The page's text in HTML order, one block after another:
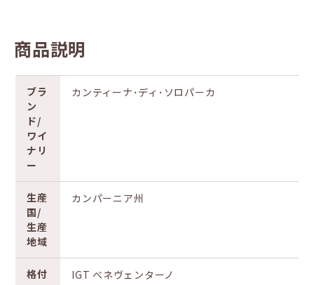
商品説明
ブラ
ン
ド/
ワイ
ナリ
ー
カンティーナ･ディ･ソロパーカ
生産
国/
生産
地域
カンパーニア州
格付 IGT べネヴェンターノ